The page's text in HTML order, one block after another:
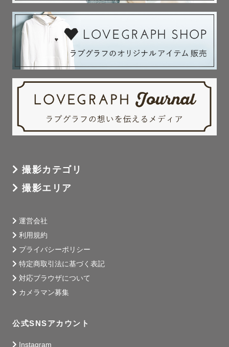
撮影カテゴリ
撮影エリア
運営会社
利用規約
プライバシーポリシー
特定商取引法に基づく表記
対応ブラウザについて
カメラマン募集
公式SNSアカウント
Instagram